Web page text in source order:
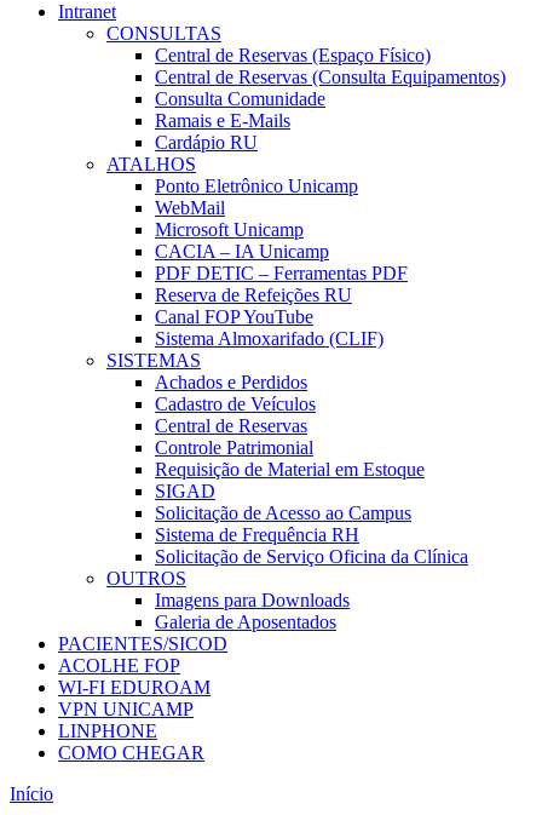
Intranet
CONSULTAS
Central de Reservas (Espaço Físico)
Central de Reservas (Consulta Equipamentos)
Consulta Comunidade
Ramais e E-Mails
Cardápio RU
ATALHOS
Ponto Eletrônico Unicamp
WebMail
Microsoft Unicamp
CACIA – IA Unicamp
PDF DETIC – Ferramentas PDF
Reserva de Refeições RU
Canal FOP YouTube
Sistema Almoxarifado (CLIF)
SISTEMAS
Achados e Perdidos
Cadastro de Veículos
Central de Reservas
Controle Patrimonial
Requisição de Material em Estoque
SIGAD
Solicitação de Acesso ao Campus
Sistema de Frequência RH
Solicitação de Serviço Oficina da Clínica
OUTROS
Imagens para Downloads
Galeria de Aposentados
PACIENTES/SICOD
ACOLHE FOP
WI-FI EDUROAM
VPN UNICAMP
LINPHONE
COMO CHEGAR
Início